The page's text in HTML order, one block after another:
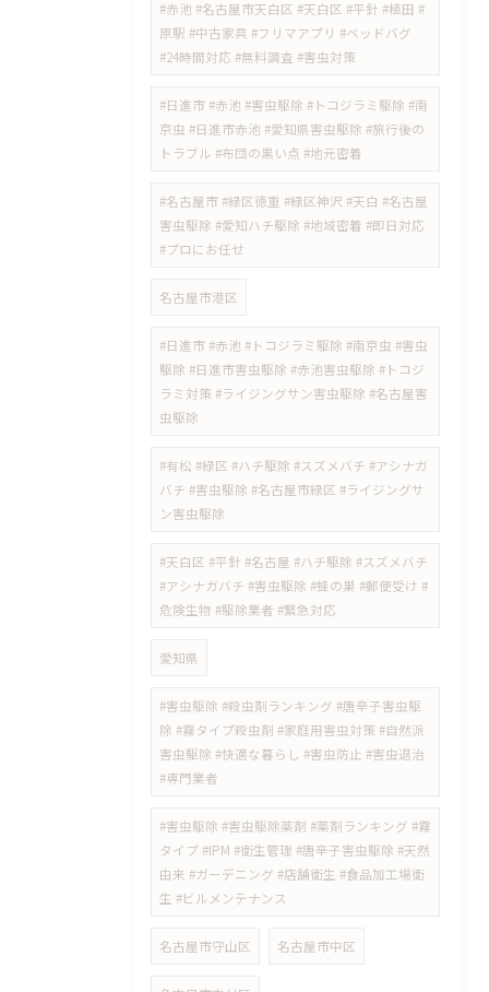
#赤池 #名古屋市天白区 #天白区 #平針 #植田 #
原駅 #中古家具 #フリマアプリ #ベッドバグ
#24時間対応 #無料調査 #害虫対策
​#日進市 #赤池 #害虫駆除 #トコジラミ駆除 #南
京虫 #日進市赤池 #愛知県害虫駆除 #旅行後の
トラブル #布団の黒い点 #地元密着
#名古屋市 #緑区徳重 #緑区神沢 #天白 #名古屋
害虫駆除 #愛知ハチ駆除 #地域密着 #即日対応
#プロにお任せ
名古屋市港区
#日進市 #赤池 #トコジラミ駆除 #南京虫 #害虫
駆除 #日進市害虫駆除 #赤池害虫駆除 #トコジ
ラミ対策 #ライジングサン害虫駆除 #名古屋害
虫駆除
#有松 #緑区 #ハチ駆除 #スズメバチ #アシナガ
バチ #害虫駆除 #名古屋市緑区 #ライジングサ
ン害虫駆除
#天白区 #平針 #名古屋 #ハチ駆除 #スズメバチ
#アシナガバチ #害虫駆除 #蜂の巣 #郵便受け #
危険生物 #駆除業者 #緊急対応
愛知県
#害虫駆除 #殺虫剤ランキング #唐辛子害虫駆
除 #霧タイプ殺虫剤 #家庭用害虫対策 #自然派
害虫駆除 #快適な暮らし #害虫防止 #害虫退治
#専門業者
#害虫駆除 #害虫駆除薬剤 #薬剤ランキング #霧
タイプ #IPM #衛生管理 #唐辛子害虫駆除 #天然
由来 #ガーデニング #店舗衛生 #食品加工場衛
生 #ビルメンテナンス
名古屋市守山区 名古屋市中区